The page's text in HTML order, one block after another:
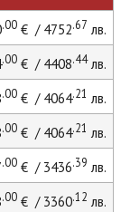
.00€ / 4752.67 лв.
.00€ / 4408.44лв.
.00€ / 4064.21 лв.
.00€ / 4064.21 лв.
.00€ / 3436.39 лв.
.00€ / 3360.12 лв.